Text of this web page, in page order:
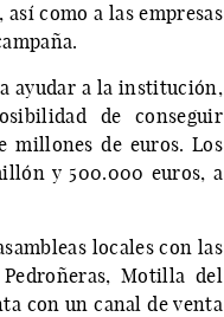
como a las empresas
ayudar a la institución,
de conseguir
millones de euros. Los
y 500.000 euros, a
locales con las
Motilla del
con un canal de venta